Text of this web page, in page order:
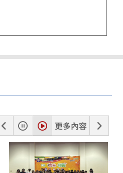
一
張
暫
停
播
放
更多內容
下
一
張